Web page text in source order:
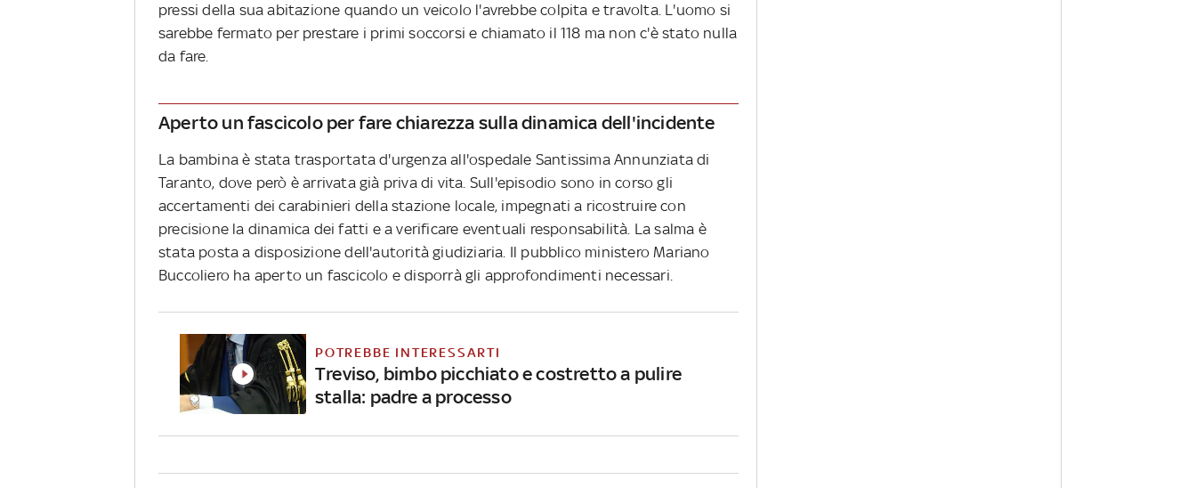
pressi della sua abitazione quando un veicolo l'avrebbe colpita e travolta. L'uomo si
sarebbe fermato per prestare i primi soccorsi e chiamato il 118 ma non c'è stato nulla
da fare.
Aperto un fascicolo per fare chiarezza sulla dinamica dell'incidente
La bambina è stata trasportata d'urgenza all'ospedale Santissima Annunziata di
Taranto, dove però è arrivata già priva di vita. Sull'episodio sono in corso gli
accertamenti dei carabinieri della stazione locale, impegnati a ricostruire con
precisione la dinamica dei fatti e a verificare eventuali responsabilità. La salma è
stata posta a disposizione dell'autorità giudiziaria. Il pubblico ministero Mariano
Buccoliero ha aperto un fascicolo e disporrà gli approfondimenti necessari.
POTREBBE INTERESSARTI
Treviso, bimbo picchiato e costretto a pulire
stalla: padre a processo